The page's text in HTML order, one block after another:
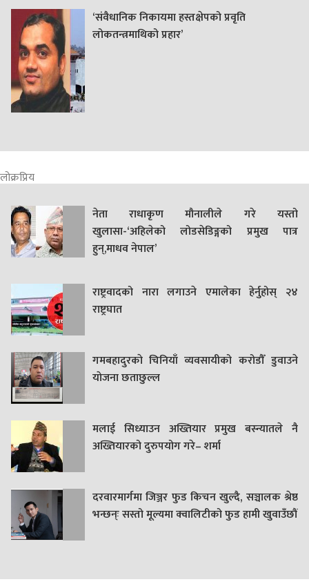
‘संवैधानिक निकायमा हस्तक्षेपको प्रवृति
लोकतन्त्रमाथिको प्रहार’
लोक्रप्रिय
नेता राधाकृण मौनालीले गरे यस्तो
खुलासा-‘अहिलेको लोडसेडिङ्गको प्रमुख पात्र
हुन्,माधव नेपाल’
राष्ट्रवादको नारा लगाउने एमालेका हेर्नुहोस् २४
राष्ट्रघात
गमबहादुरकाे चिनियाँ व्यवसायीको करोडौँ डुवाउने
याेजना छताछुल्ल
मलाई सिध्याउन अख्तियार प्रमुख बस्न्यातले नै
अख्तियारको दुरुपयोग गरे– शर्मा
दरवारमार्गमा जिञ्जर फुड किचन खुल्दै, सञ्चालक श्रेष्ठ
भन्छन्ः सस्तो मूल्यमा क्वालिटीको फुड हामी खुवाउँछौं